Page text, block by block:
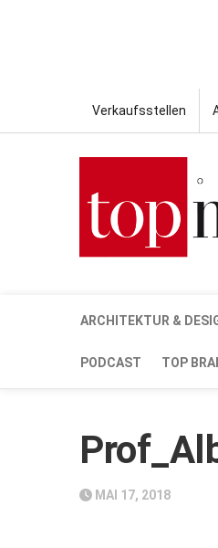
Verkaufsstellen
ARCHITEKTUR &
PODCAST TOP
MAI 17, 2018